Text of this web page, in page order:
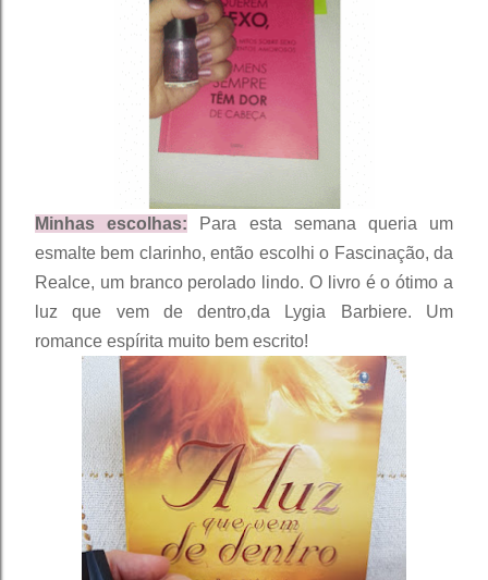
Minhas escolhas:
Para esta semana queria um
esmalte bem clarinho, então escolhi o Fascinação, da
Realce, um branco perolado lindo. O livro é o ótimo a
luz que vem de dentro,da Lygia Barbiere. Um
romance espírita muito bem escrito!